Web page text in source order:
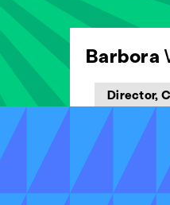
Barbora
Director,